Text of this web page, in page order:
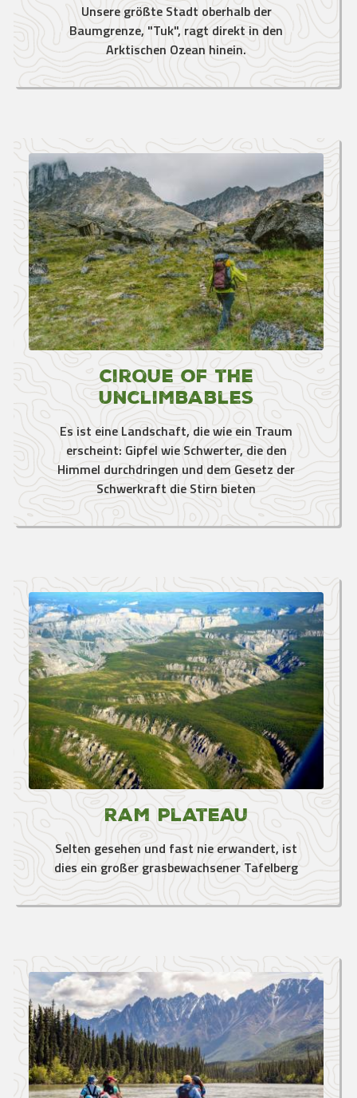
Unsere größte Stadt oberhalb der
Baumgrenze, "Tuk", ragt direkt in den
Arktischen Ozean hinein.
Cirque of the
Unclimbables
Es ist eine Landschaft, die wie ein Traum
erscheint: Gipfel wie Schwerter, die den
Himmel durchdringen und dem Gesetz der
Schwerkraft die Stirn bieten
Ram Plateau
Selten gesehen und fast nie erwandert, ist
dies ein großer grasbewachsener Tafelberg